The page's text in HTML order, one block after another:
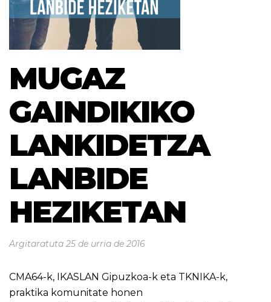
MUGAZ
GAINDIKIKO
LANKIDETZA
LANBIDE
HEZIKETAN
Argitaratuta 25 de urria de 2016
CMA64-k, IKASLAN Gipuzkoa-k eta TKNIKA-k,
praktika komunitate honen